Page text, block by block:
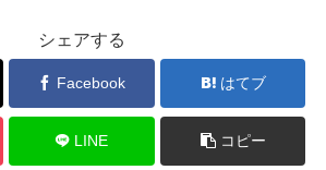
シェアする
Facebook はてブ
LINE コピー